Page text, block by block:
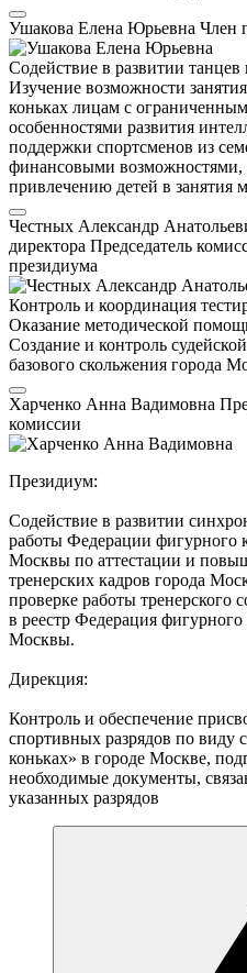
Ушакова Елена Юрьевна Член
Содействие в развитии
Изучение возможности
коньках лицам с
особенностями развития
поддержки спортсменов из
финансовыми возможностями,
привлечению детей в занятия
Честных Александр
директора Председатель
президиума
Контроль и координация
Оказание методической
Создание и контроль
базового скольжения города
Харченко Анна Вадимовна
комиссии
Президиум:
Содействие в развитии
работы Федерации фигурного
Москвы по аттестации и
тренерских кадров города
проверке работы тренерского
в реестр Федерация фигурного
Москвы.
Дирекция:
Контроль и обеспечение
спортивных разрядов по виду
коньках» в городе Москве,
необходимые документы,
указанных разрядов